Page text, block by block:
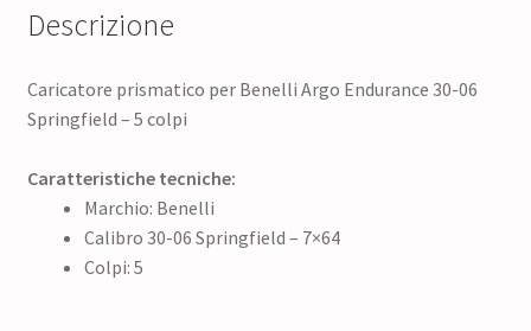
Descrizione
Caricatore prismatico per Benelli Argo Endurance 30-06
Springfield – 5 colpi
Caratteristiche tecniche:
Marchio: Benelli
Calibro 30-06 Springfield – 7×64
Colpi: 5